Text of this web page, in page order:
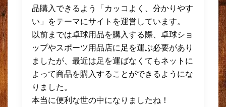
品購入できるよう「カッコよく、分かりやす
い」をテーマにサイトを運営しています。
以前までは卓球用品を購入する際、卓球ショ
ップやスポーツ用品店に足を運ぶ必要があり
ましたが、最近は足を運ばなくてもネットに
よって商品を購入することができるようにな
りました。
本当に便利な世の中になりましたね！